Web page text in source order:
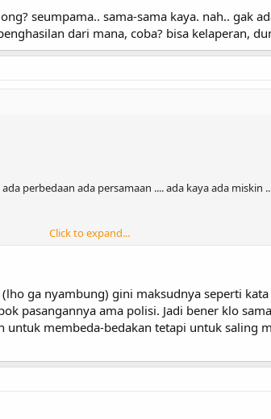
sendiri .. jangan sampai membeda2kan .. kalo
suku,antar bangsa,
seumpama.. sama-sama kaya. nah.. gak
dari mana, coba? bisa kelaperan,
perbedaan ada persamaan .... ada kaya ada miskin
kita sendiri .. jangan sampai membeda2kan .. kalo
suku,antar bangsa,
di sebut dengan
Click to expand...
ga nyambung) gini maksudnya seperti
pasangannya ama polisi. Jadi bener klo
membeda-bedakan tetapi untuk saling